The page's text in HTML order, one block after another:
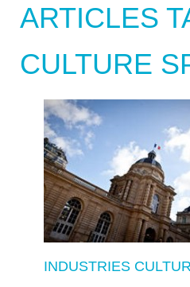
ARTICLES
CULTURE
INDUSTRIES